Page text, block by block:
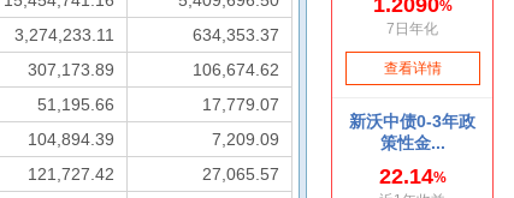
3,274,233.11
634,353.37
307,173.89
106,674.62
51,195.66
17,779.07
104,894.39
7,209.09
121,727.42
27,065.57